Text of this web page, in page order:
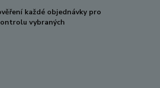
každé objednávky pro
vybraných